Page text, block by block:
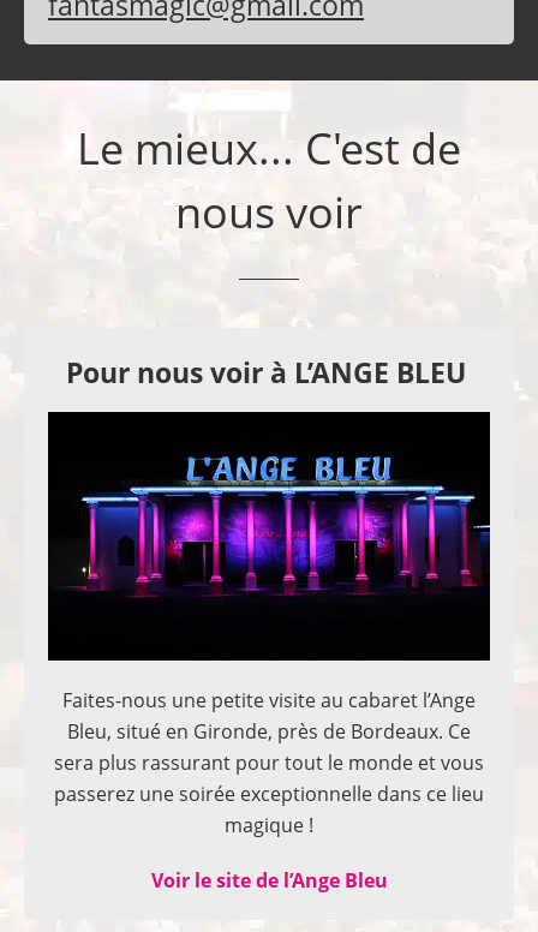
Le mieux... C'est de
nous voir
Pour nous voir à L’ANGE BLEU
Faites-nous une petite visite au cabaret l’Ange
Bleu, situé en Gironde, près de Bordeaux. Ce
sera plus rassurant pour tout le monde et vous
passerez une soirée exceptionnelle dans ce lieu
magique !
Voir le site de l’Ange Bleu